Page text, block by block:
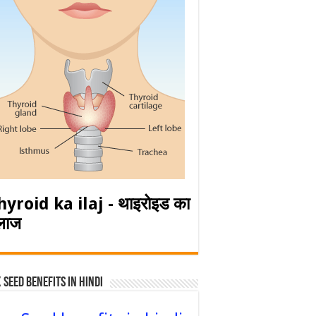
ka ilaj - थाइरोइड का
Seed Benefits in hindi